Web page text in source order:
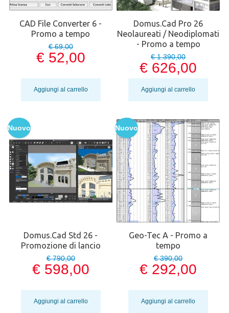
CAD File Converter 6 -
Promo a tempo
€ 69,00
€ 52,00
Aggiungi al carrello
Domus.Cad Pro 26
Neolaureati / Neodiplomati
- Promo a tempo
€ 1.390,00
€ 626,00
Aggiungi al carrello
Nuovo
Domus.Cad Std 26 -
Promozione di lancio
€ 790,00
€ 598,00
Aggiungi al carrello
Nuovo
Geo-Tec A - Promo a
tempo
€ 390,00
€ 292,00
Aggiungi al carrello